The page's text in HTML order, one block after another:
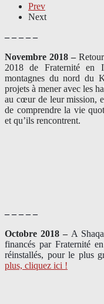
Prev
Next
– – – – –
Novembre 2018 –
2018 de Fraternité en
montagnes du nord du
projets à mener avec les
au cœur de leur mission,
de comprendre la vie
et qu’ils rencontrent.
– – – – –
Octobre 2018 – A
financés par Fraternité
réinstallés, pour le plus
plus, cliquez ici !